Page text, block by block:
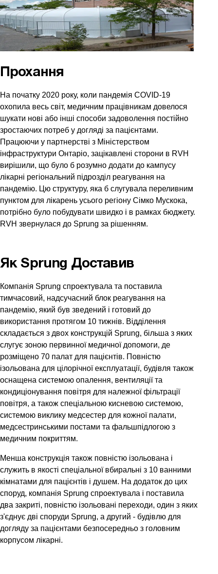
Прохання
На початку 2020 року, коли пандемія COVID-19
охопила весь світ, медичним працівникам довелося
шукати нові або інші способи задоволення постійно
зростаючих потреб у догляді за пацієнтами.
Працюючи у партнерстві з Міністерством
інфраструктури Онтаріо, зацікавлені сторони в RVH
вирішили, що було б розумно додати до кампусу
лікарні регіональний підрозділ реагування на
пандемію. Цю структуру, яка б слугувала переливним
пунктом для лікарень усього регіону Сімко Мускока,
потрібно було побудувати швидко і в рамках бюджету.
RVH звернулася до Sprung за рішенням.
Як Sprung Доставив
Компанія Sprung спроектувала та поставила
тимчасовий, надсучасний блок реагування на
пандемію, який був зведений і готовий до
використання протягом 10 тижнів. Відділення
складається з двох конструкцій Sprung, більша з яких
слугує зоною первинної медичної допомоги, де
розміщено 70 палат для пацієнтів. Повністю
ізольована для цілорічної експлуатації, будівля також
оснащена системою опалення, вентиляції та
кондиціонування повітря для належної фільтрації
повітря, а також спеціальною кисневою системою,
системою виклику медсестер для кожної палати,
медсестринськими постами та фальшпідлогою з
медичним покриттям.
Менша конструкція також повністю ізольована і
служить в якості спеціальної вбиральні з 10 ванними
кімнатами для пацієнтів і душем. На додаток до цих
споруд, компанія Sprung спроектувала і поставила
два закриті, повністю ізольовані переходи, один з яких
з'єднує дві споруди Sprung, а другий - будівлю для
догляду за пацієнтами безпосередньо з головним
корпусом лікарні.